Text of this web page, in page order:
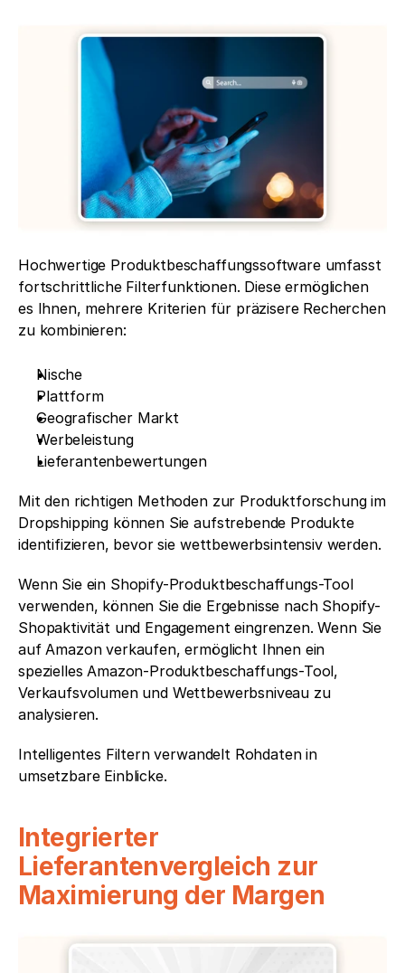
Hochwertige Produktbeschaffungssoftware umfasst
fortschrittliche Filterfunktionen. Diese ermöglichen
es Ihnen, mehrere Kriterien für präzisere Recherchen
zu kombinieren:
Nische
Plattform
Geografischer Markt
Werbeleistung
Lieferantenbewertungen
Mit den richtigen Methoden zur Produktforschung im
Dropshipping können Sie aufstrebende Produkte
identifizieren, bevor sie wettbewerbsintensiv werden.
Wenn Sie ein Shopify-Produktbeschaffungs-Tool
verwenden, können Sie die Ergebnisse nach Shopify-
Shopaktivität und Engagement eingrenzen. Wenn Sie
auf Amazon verkaufen, ermöglicht Ihnen ein
spezielles Amazon-Produktbeschaffungs-Tool,
Verkaufsvolumen und Wettbewerbsniveau zu
analysieren.
Intelligentes Filtern verwandelt Rohdaten in
umsetzbare Einblicke.
Integrierter
Lieferantenvergleich zur
Maximierung der Margen